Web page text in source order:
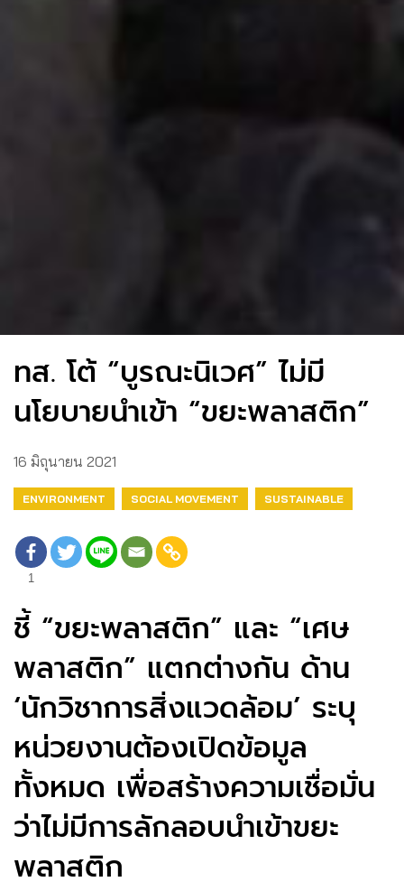
ทส. โต้ “บูรณะนิเวศ” ไม่มี
นโยบายนำเข้า “ขยะพลาสติก”
16 มิถุนายน 2021
ENVIRONMENT SOCIAL MOVEMENT SUSTAINABLE
1
ชี้ “ขยะพลาสติก” และ “เศษ
พลาสติก” แตกต่างกัน ด้าน
‘นักวิชาการสิ่งแวดล้อม’ ระบุ
หน่วยงานต้องเปิดข้อมูล
ทั้งหมด เพื่อสร้างความเชื่อมั่น
ว่าไม่มีการลักลอบนำเข้าขยะ
พลาสติก